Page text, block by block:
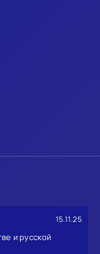
15.11.25
и русской